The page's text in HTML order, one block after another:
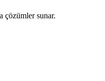
çözümler sunar.